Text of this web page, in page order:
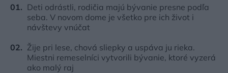
Deti odrástli, rodičia majú bývanie presne podľa
seba. V novom dome je všetko pre ich život i
návštevy vnúčat
Žije pri lese, chová sliepky a uspáva ju rieka.
Miestni remeselníci vytvorili bývanie, ktoré vyzerá
ako malý raj